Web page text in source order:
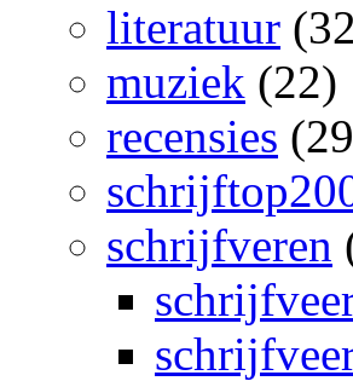
literatuur
muziek (22)
recensies
schrijfveren